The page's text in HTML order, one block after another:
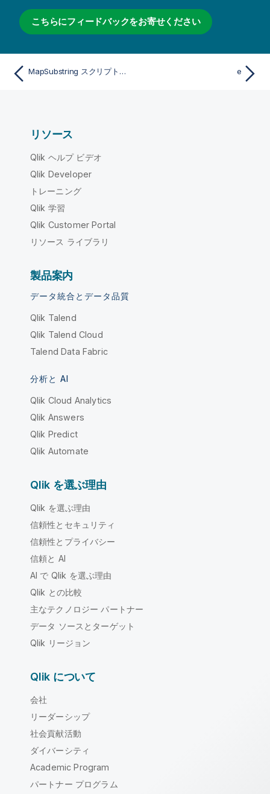
こちらにフィードバックをお寄せください
MapSubstring スクリプト関数 e
リソース
Qlik ヘルプ ビデオ
Qlik Developer
トレーニング
Qlik 学習
Qlik Customer Portal
リソース ライブラリ
製品案内
データ統合とデータ品質
Qlik Talend
Qlik Talend Cloud
Talend Data Fabric
分析と AI
Qlik Cloud Analytics
Qlik Answers
Qlik Predict
Qlik Automate
Qlik を選ぶ理由
Qlik を選ぶ理由
信頼性とセキュリティ
信頼性とプライバシー
信頼と AI
AI で Qlik を選ぶ理由
Qlik との比較
主なテクノロジー パートナー
データ ソースとターゲット
Qlik リージョン
Qlik について
会社
リーダーシップ
社会貢献活動
ダイバーシティ
Academic Program
パートナー プログラム